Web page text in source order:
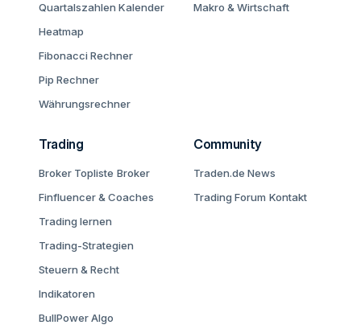
Quartalszahlen Kalender
Heatmap
Fibonacci Rechner
Pip Rechner
Währungsrechner
Makro & Wirtschaft
Trading
Broker Topliste Broker
Finfluencer & Coaches
Trading lernen
Trading-Strategien
Steuern & Recht
Indikatoren
BullPower Algo
Community
Traden.de News
Trading Forum Kontakt